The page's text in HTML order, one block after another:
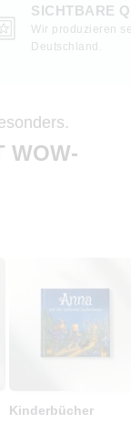
SICHTBARE
Wir produzieren
Deutschland.
WOW-
Kinderbücher